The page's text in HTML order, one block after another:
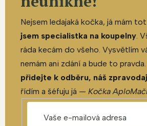
Nejsem ledajaká kočka, já mám
jsem specialistka na koupelny.
ráda kecám do všeho. Vysvětlím
nemám ani zdání a bude to
přidejte k odběru, náš zpravodaj
řídím a šéfuju já — Kočka